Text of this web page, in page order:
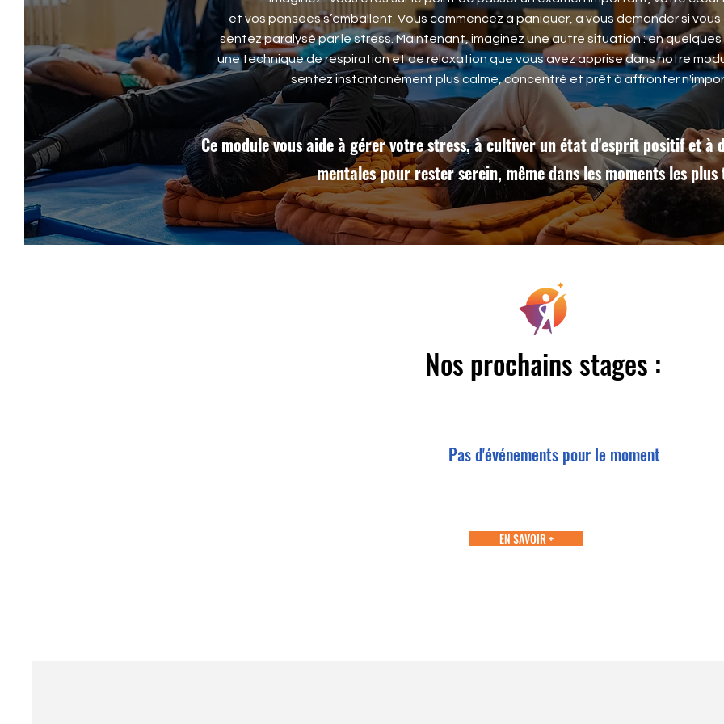
et vos pensées s’emballent. Vous commencez à paniquer, à vous demander si vous
sentez paralysé par le stress. Maintenant, imaginez une autre situation : en
une technique de respiration et de relaxation que vous avez apprise dans notre
sentez instantanément plus calme, concentré et prêt à affronter
Ce module vous aide à gérer votre stress, à cultiver un état d'esprit positif et à
mentales pour rester serein, même dans les moments les plus
Nos prochains stages :
Pas d'événements pour le moment
EN SAVOIR +